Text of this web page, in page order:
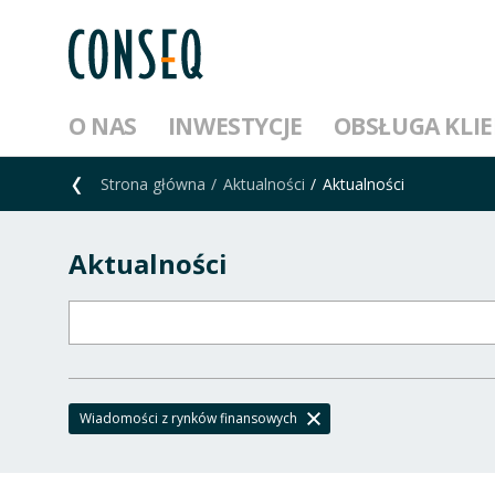
O NAS INWESTYCJE OBSŁUGA
Strona główna Aktualności Aktualności
Aktualności
Wiadomości z rynków finansowych